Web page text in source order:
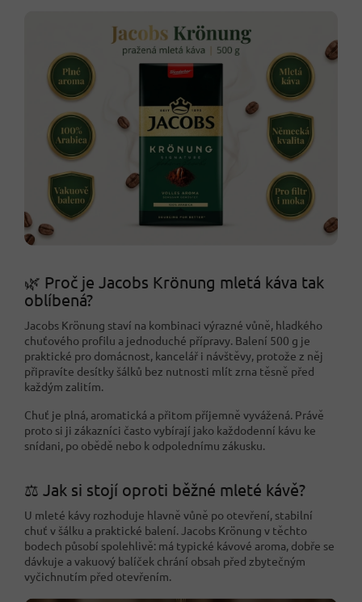
🌿 Proč je Jacobs Krönung mletá káva tak
oblíbená?
Jacobs Krönung staví na kombinaci výrazné vůně, hladkého
chuťového profilu a jednoduché přípravy. Balení 500 g je
praktické pro domácnost, kancelář i návštěvy, protože z něj
připravíte desítky šálků bez nutnosti mlít zrna těsně před
každým zalitím.
Chuť je plná, aromatická a přitom příjemně vyvážená. Právě
proto si ji zákazníci často vybírají jako každodenní kávu ke
snídani, po obědě nebo k odpolednímu zákusku.
⚖️ Jak si stojí oproti běžné mleté kávě?
U mleté kávy rozhoduje hlavně vůně po otevření, stabilní
chuť v šálku a praktické balení. Jacobs Krönung v těchto
bodech působí spolehlivě: má typické kávové aroma, dobře se
dávkuje a vakuový balíček chrání obsah před zbytečným
vyčichnutím před otevřením.